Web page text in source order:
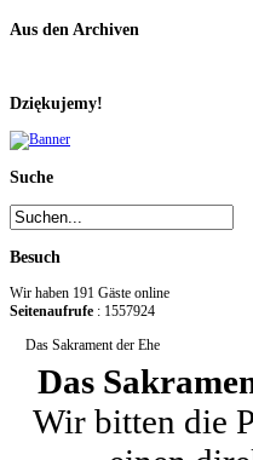
Aus den Archiven
Dziękujemy!
Suche
Besuch
Wir haben 191 Gäste online
Seitenaufrufe : 1557924
Das Sakrament der Ehe
Das
Wir bitten die